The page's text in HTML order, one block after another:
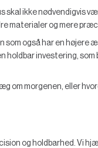
skal ikke nødvendigvis
materialer og mere
som også har en højere
holdbar investering, som
om morgenen, eller
og holdbarhed. Vi